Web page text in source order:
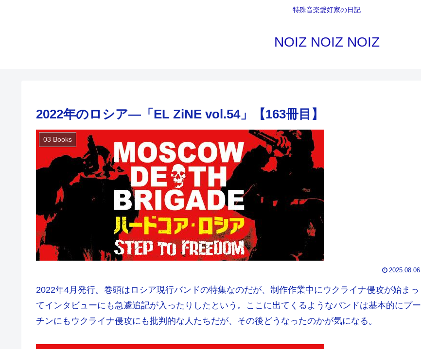
特殊音楽愛好家の日記
NOIZ NOIZ NOIZ
2022年のロシア―「EL ZiNE vol.54」【163冊目】
03 Books
2025.08.06
2022年4月発行。巻頭はロシア現行バンドの特集なのだが、制作作業中にウクライナ侵攻が始まっ
てインタビューにも急遽追記が入ったりしたという。ここに出てくるようなバンドは基本的にプー
チンにもウクライナ侵攻にも批判的な人たちだが、その後どうなったのかが気になる。